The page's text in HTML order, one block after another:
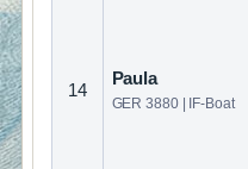
14
Paula
GER 3880 | IF-Boat